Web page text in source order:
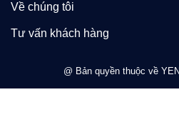
Về chúng tôi
Tư vấn khách hàng
@ Bản quyền thuộc về